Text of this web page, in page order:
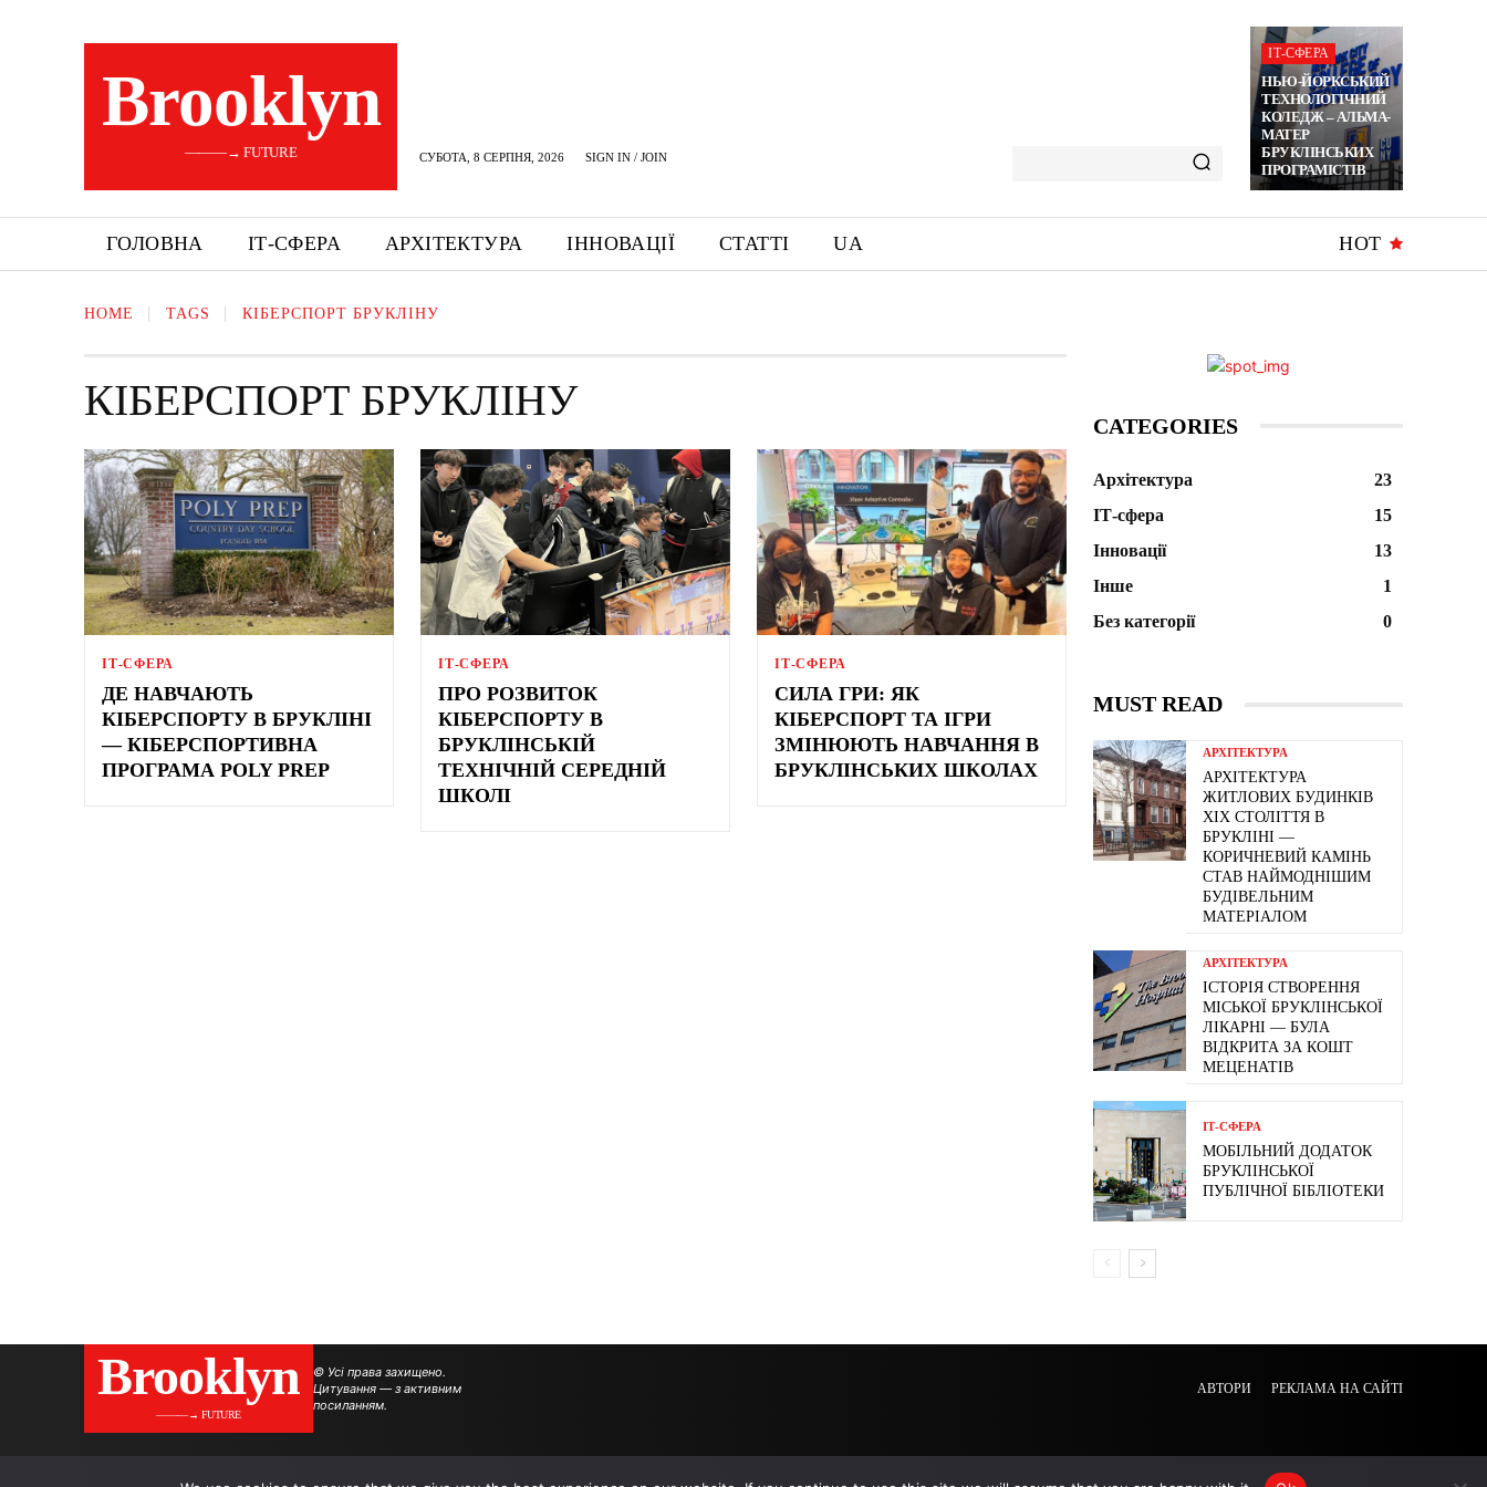
Brooklyn
———→ FUTURE СУБОТА, 8 СЕРПНЯ, 2026 SIGN IN / JOIN
ІТ-СФЕРА
НЬЮ-ЙОРКСЬКИЙ
ТЕХНОЛОГІЧНИЙ
КОЛЕДЖ – АЛЬМА-
МАТЕР
БРУКЛІНСЬКИХ
ПРОГРАМІСТІВ
ГОЛОВНА ІТ-СФЕРА АРХІТЕКТУРА ІННОВАЦІЇ СТАТТІ UA HOT
HOME TAGS КІБЕРСПОРТ БРУКЛІНУ
КІБЕРСПОРТ БРУКЛІНУ
ІТ-СФЕРА
ДЕ НАВЧАЮТЬ
КІБЕРСПОРТУ В БРУКЛІНІ
— КІБЕРСПОРТИВНА
ПРОГРАМА POLY PREP
ІТ-СФЕРА
ПРО РОЗВИТОК
КІБЕРСПОРТУ В
БРУКЛІНСЬКІЙ
ТЕХНІЧНІЙ СЕРЕДНІЙ
ШКОЛІ
ІТ-СФЕРА
СИЛА ГРИ: ЯК
КІБЕРСПОРТ ТА ІГРИ
ЗМІНЮЮТЬ НАВЧАННЯ В
БРУКЛІНСЬКИХ ШКОЛАХ
CATEGORIES
Архітектура
23
ІТ-сфера
15
Інновації
13
Інше
1
Без категорії
0
MUST READ
АРХІТЕКТУРА
АРХІТЕКТУРА
ЖИТЛОВИХ БУДИНКІВ
ХІХ СТОЛІТТЯ В
БРУКЛІНІ —
КОРИЧНЕВИЙ КАМІНЬ
СТАВ НАЙМОДНІШИМ
БУДІВЕЛЬНИМ
МАТЕРІАЛОМ
АРХІТЕКТУРА
ІСТОРІЯ СТВОРЕННЯ
МІСЬКОЇ БРУКЛІНСЬКОЇ
ЛІКАРНІ — БУЛА
ВІДКРИТА ЗА КОШТ
МЕЦЕНАТІВ
ІТ-СФЕРА
МОБІЛЬНИЙ ДОДАТОК
БРУКЛІНСЬКОЇ
ПУБЛІЧНОЇ БІБЛІОТЕКИ
Brooklyn
———→ FUTURE
© Усі права захищено.
Цитування — з активним
посиланням.
АВТОРИ РЕКЛАМА НА САЙТІ